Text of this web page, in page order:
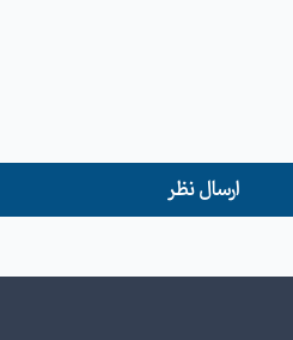
ارسال نظر